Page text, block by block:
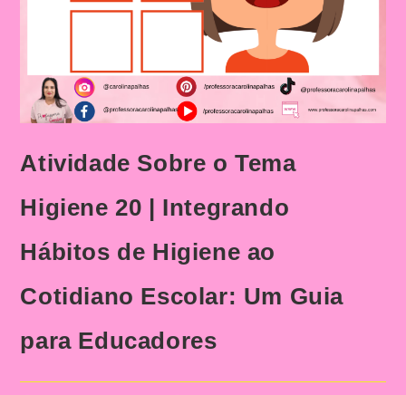
Atividade Sobre o Tema
Higiene 20 | Integrando
Hábitos de Higiene ao
Cotidiano Escolar: Um Guia
para Educadores